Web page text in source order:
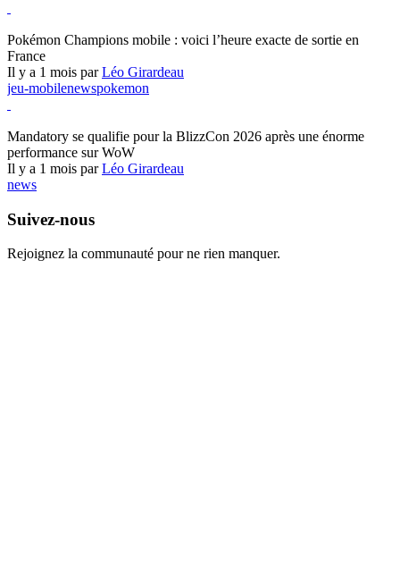
Pokémon Champions mobile : voici l’heure exacte de sortie en
France
Il y a 1 mois parLéo Girardeau
jeu-mobilenewspokemon
Mandatory se qualifie pour la BlizzCon 2026 après une énorme
performance sur WoW
Il y a 1 mois parLéo Girardeau
news
Suivez-nous
Rejoignez la communauté pour ne rien manquer.